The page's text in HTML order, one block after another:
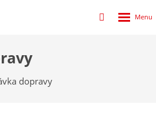
Přihlášení
dopravy